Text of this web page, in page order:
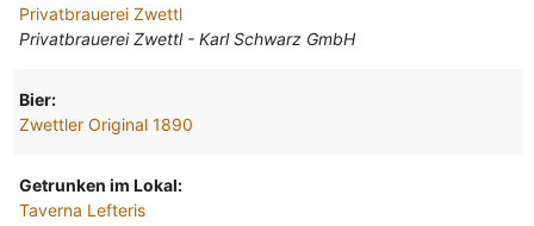
Privatbrauerei Zwettl
Privatbrauerei Zwettl - Karl Schwarz GmbH
Bier:
Zwettler Original 1890
Getrunken im Lokal:
Taverna Lefteris